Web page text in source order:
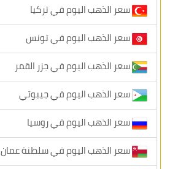
سعر الذهب اليوم في تركيا
سعر الذهب اليوم في تونس
سعر الذهب اليوم في جزر القمر
سعر الذهب اليوم في جيبوتي
سعر الذهب اليوم في روسيا
سعر الذهب اليوم في سلطنة عمان